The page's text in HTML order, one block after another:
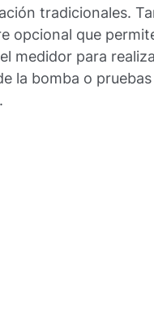
tradicionales.
opcional que
medidor para
la bomba o